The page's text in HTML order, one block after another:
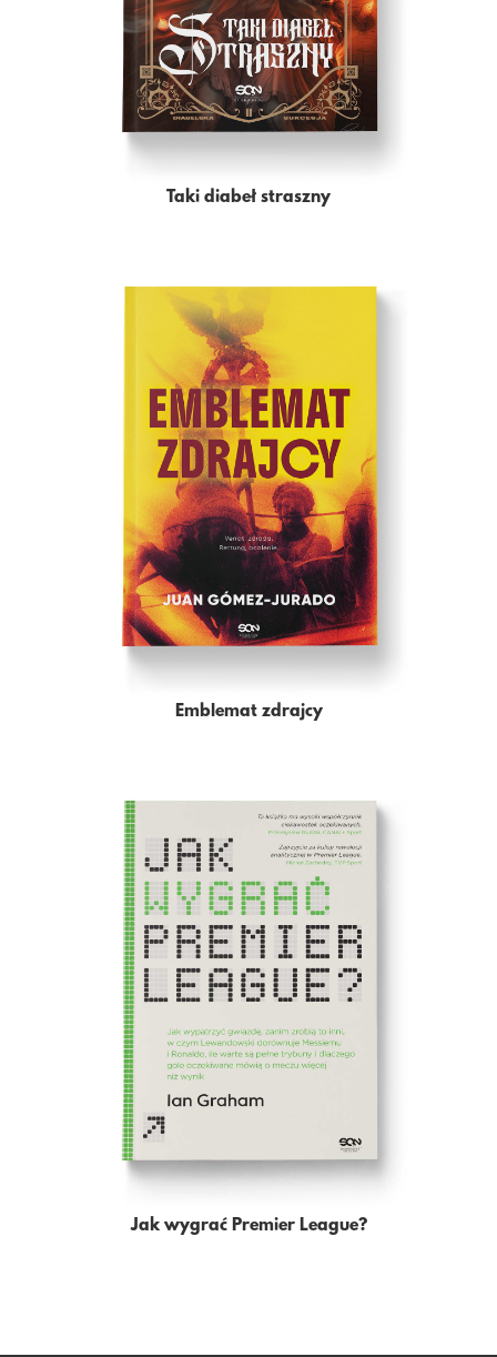
Taki diabeł straszny
Emblemat zdrajcy
Jak wygrać Premier League?